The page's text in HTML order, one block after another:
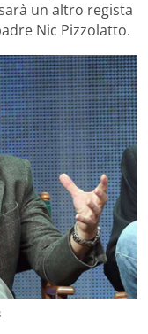
un altro regista
Nic Pizzolatto.